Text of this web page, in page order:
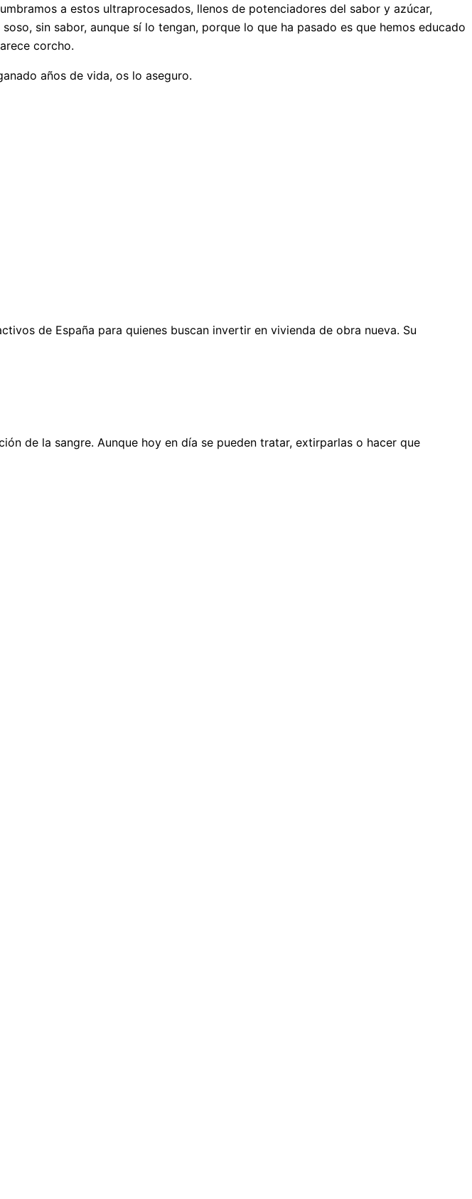
a estos ultraprocesados, llenos de potenciadores del sabor y azúcar,
sin sabor, aunque sí lo tengan, porque lo que ha pasado es que hemos educado
corcho.
años de vida, os lo aseguro.
de España para quienes buscan invertir en vivienda de obra nueva. Su
de la sangre. Aunque hoy en día se pueden tratar, extirparlas o hacer que